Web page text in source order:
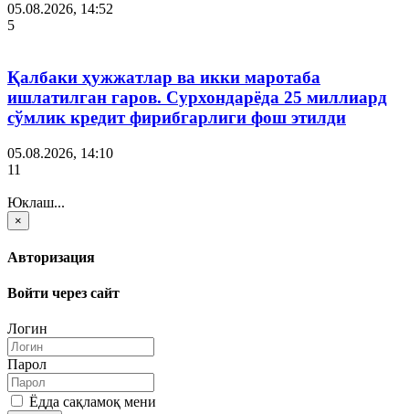
05.08.2026, 14:52
5
Қалбаки ҳужжатлар ва икки маротаба
ишлатилган гаров. Сурхондарёда 25 миллиард
сўмлик кредит фирибгарлиги фош этилди
05.08.2026, 14:10
11
Юклаш...
×
Авторизация
Войти через сайт
Логин
Парол
Ёдда сақламоқ мени